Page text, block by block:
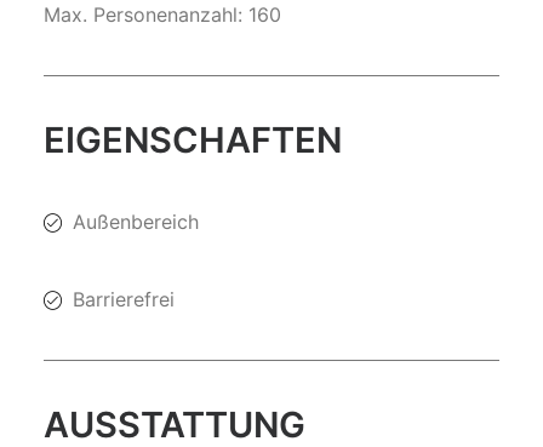
Max. Personenanzahl: 160
EIGENSCHAFTEN
Außenbereich
Barrierefrei
AUSSTATTUNG